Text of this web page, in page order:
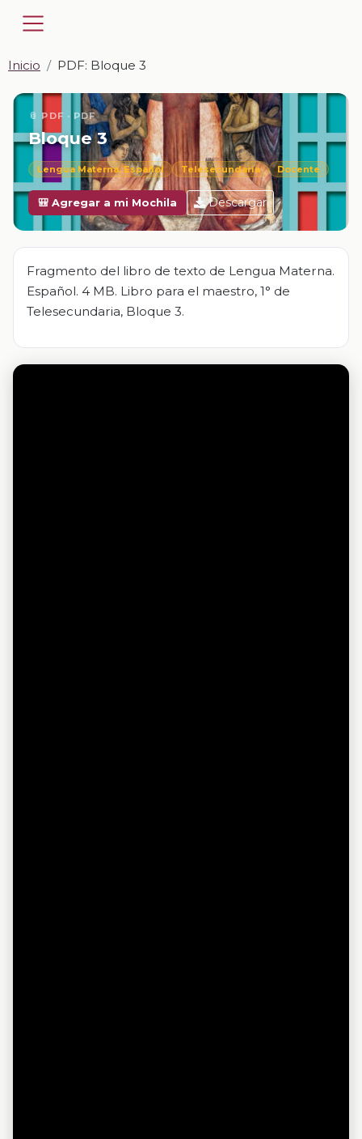
Inicio PDF: Bloque 3
📎 PDF · PDF
Bloque 3
Lengua Materna. Español Telesecundaria Docente
🎒 Agregar a mi Mochila Descargar
Fragmento del libro de texto de Lengua Materna.
Español. 4 MB. Libro para el maestro, 1° de
Telesecundaria, Bloque 3.